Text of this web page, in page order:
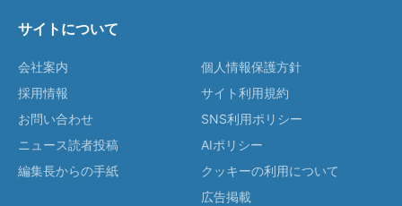
サイトについて
会社案内
採用情報
お問い合わせ
ニュース読者投稿
編集長からの手紙
個人情報保護方針
サイト利用規約
SNS利用ポリシー
AIポリシー
クッキーの利用について
広告掲載